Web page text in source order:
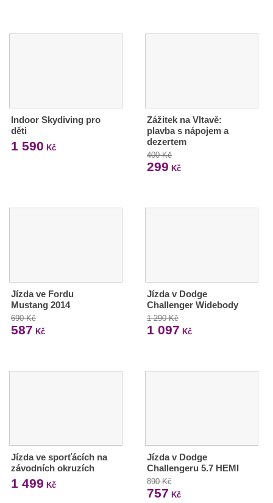
Indoor Skydiving pro
děti
1 590 Kč
Zážitek na Vltavě:
plavba s nápojem a
dezertem
400 Kč
299 Kč
Jízda ve Fordu
Mustang 2014
690 Kč
587 Kč
Jízda v Dodge
Challenger Widebody
1 290 Kč
1 097 Kč
Jízda ve sporťácích na
závodních okruzích
1 499 Kč
Jízda v Dodge
Challengeru 5.7 HEMI
890 Kč
757 Kč